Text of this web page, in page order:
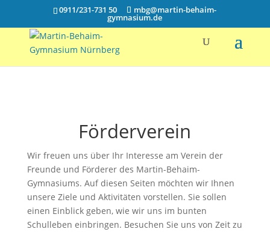
0911/231-731 50 mbg@martin-behaim-
gymnasium.de
Förderverein
Wir freuen uns über Ihr Interesse am Verein der
Freunde und Förderer des Martin-Behaim-
Gymnasiums. Auf diesen Seiten möchten wir Ihnen
unsere Ziele und Aktivitäten vorstellen. Sie sollen
einen Einblick geben, wie wir uns im bunten
Schulleben einbringen. Besuchen Sie uns von Zeit zu